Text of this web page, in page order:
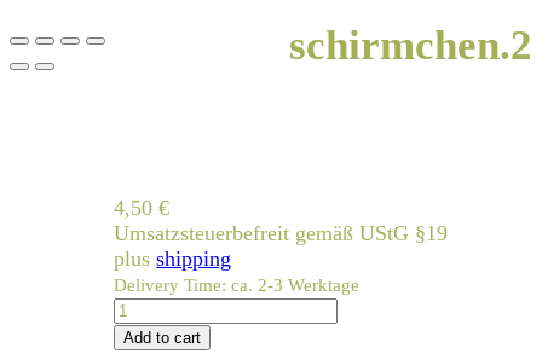
schirmchen.2
4,50€
Umsatzsteuerbefreit gemäß UStG §19
plusshipping
Delivery Time: ca. 2-3 Werktage
schirmchen.2
quantity
Add to cart